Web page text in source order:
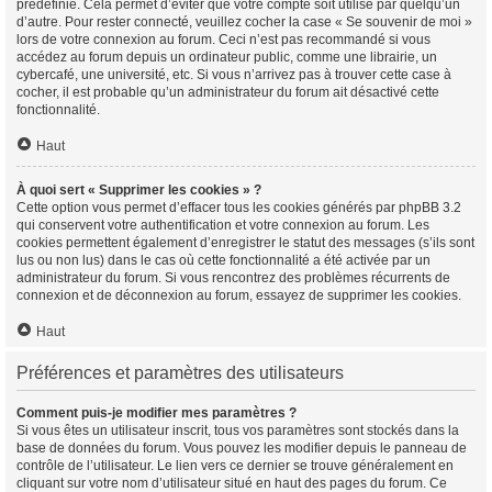
prédéfinie. Cela permet d’éviter que votre compte soit utilisé par quelqu’un
d’autre. Pour rester connecté, veuillez cocher la case « Se souvenir de moi »
lors de votre connexion au forum. Ceci n’est pas recommandé si vous
accédez au forum depuis un ordinateur public, comme une librairie, un
cybercafé, une université, etc. Si vous n’arrivez pas à trouver cette case à
cocher, il est probable qu’un administrateur du forum ait désactivé cette
fonctionnalité.
Haut
À quoi sert « Supprimer les cookies » ?
Cette option vous permet d’effacer tous les cookies générés par phpBB 3.2
qui conservent votre authentification et votre connexion au forum. Les
cookies permettent également d’enregistrer le statut des messages (s’ils sont
lus ou non lus) dans le cas où cette fonctionnalité a été activée par un
administrateur du forum. Si vous rencontrez des problèmes récurrents de
connexion et de déconnexion au forum, essayez de supprimer les cookies.
Haut
Préférences et paramètres des utilisateurs
Comment puis-je modifier mes paramètres ?
Si vous êtes un utilisateur inscrit, tous vos paramètres sont stockés dans la
base de données du forum. Vous pouvez les modifier depuis le panneau de
contrôle de l’utilisateur. Le lien vers ce dernier se trouve généralement en
cliquant sur votre nom d’utilisateur situé en haut des pages du forum. Ce